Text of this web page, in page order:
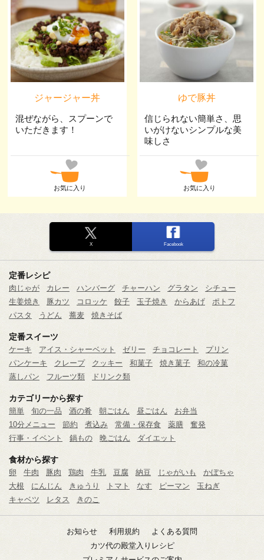
ジャージャー丼
混ぜながら、スプーンで
いただきます！
お気に入り
ゆで豚丼
信じられない簡単さ、思
いがけないシンプルな美
味しさ
お気に入り
X Facebook
定番レシピ
肉じゃが カレー ハンバーグ チャーハン グラタン
シチュー
生姜焼き
豚カツ コロッケ 餃子 玉子焼き からあげ
ポトフ
パスタ
うどん 蕎麦 焼きそば
定番スイーツ
ケーキ アイス・シャーベット ゼリー チョコレート
プリン
パンケーキ
クレープ クッキー 和菓子 焼き菓子
和の冷菓
蒸しパン
フルーツ類 ドリンク類
カテゴリーから探す
簡単 旬の一品 酒の肴 朝ごはん 昼ごはん
お弁当
10分メニュー
節約 煮込み 常備・保存食 薬膳
奮発
行事・イベント
鍋もの 晩ごはん ダイエット
食材から探す
卵 牛肉 豚肉 鶏肉 牛乳 豆腐 納豆 じゃがいも
かぼちゃ
大根
にんじん きゅうり トマト なす ピーマン
玉ねぎ
キャベツ
レタス きのこ
お知らせ 利用規約
よくある質問
カツ代の殿堂入りレシピ